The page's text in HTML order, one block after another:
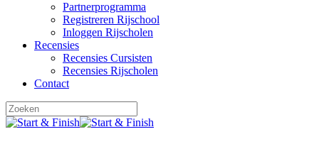
Partnerprogramma
Registreren Rijschool
Inloggen Rijscholen
Recensies
Recensies Cursisten
Recensies Rijscholen
Contact